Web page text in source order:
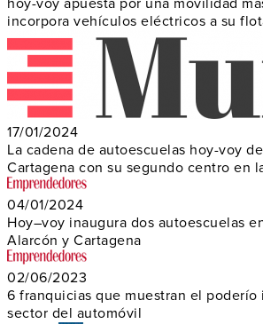
hoy-voy apuesta por una movilidad
incorpora vehículos eléctricos a su
17/01/2024
La cadena de autoescuelas hoy-voy
Cartagena con su segundo centro en
04/01/2024
Hoy–voy inaugura dos autoescuelas
Alarcón y Cartagena
02/06/2023
6 franquicias que muestran el poderío
sector del automóvil